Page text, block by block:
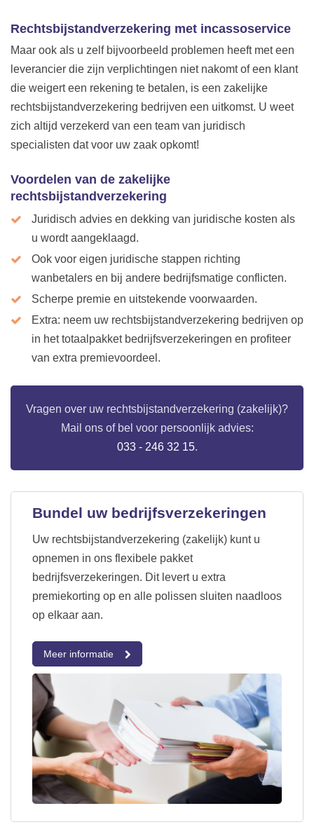
Rechtsbijstandverzekering met incassoservice
Maar ook als u zelf bijvoorbeeld problemen heeft met een
leverancier die zijn verplichtingen niet nakomt of een klant
die weigert een rekening te betalen, is een zakelijke
rechtsbijstandverzekering bedrijven een uitkomst. U weet
zich altijd verzekerd van een team van juridisch
specialisten dat voor uw zaak opkomt!
Voordelen van de zakelijke
rechtsbijstandverzekering
Juridisch advies en dekking van juridische kosten als
u wordt aangeklaagd.
Ook voor eigen juridische stappen richting
wanbetalers en bij andere bedrijfsmatige conflicten.
Scherpe premie en uitstekende voorwaarden.
Extra: neem uw rechtsbijstandverzekering bedrijven op
in het totaalpakket bedrijfsverzekeringen en profiteer
van extra premievoordeel.
Vragen over uw rechtsbijstandverzekering (zakelijk)?
Mail ons of bel voor persoonlijk advies:
033 - 246 32 15.
Bundel uw bedrijfsverzekeringen
Uw rechtsbijstandverzekering (zakelijk) kunt u
opnemen in ons flexibele pakket
bedrijfsverzekeringen. Dit levert u extra
premiekorting op en alle polissen sluiten naadloos
op elkaar aan.
Meer informatie